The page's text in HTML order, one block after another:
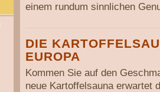
einem rundum sinnlichen
DIE
EUROPA
Kommen Sie auf den
neue Kartoffelsauna erwartet